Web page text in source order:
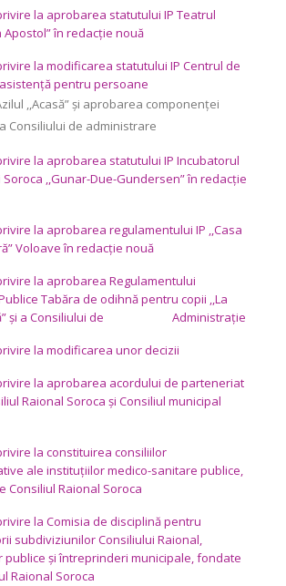
la aprobarea statutului IP Teatrul
Apostol” în redacție nouă
la modificarea statutului IP Centrul de
pentru persoane
,,Acasă” și aprobarea componenței
Consiliului de administrare
la aprobarea statutului IP Incubatorul
,,Gunar-Due-Gundersen” în redacție
la aprobarea regulamentului IP ,,Casa
Voloave în redacție nouă
la aprobarea Regulamentului
Tabăra de odihnă pentru copii ,,La
și a Consiliului de Administrație
la modificarea unor decizii
la aprobarea acordului de parteneriat
Raional Soroca și Consiliul municipal
la constituirea consiliilor
ale instituțiilor medico-sanitare publice,
Consiliul Raional Soroca
la Comisia de disciplină pentru
subdiviziunilor Consiliului Raional,
publice și întreprinderi municipale, fondate
Raional Soroca